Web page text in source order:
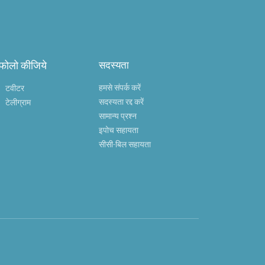
कीजिये
टवीटर
टेलीग्राम
सदस्यता
हमसे संपर्क करें
सदस्यता रद्द करें
सामान्य प्रश्न
इपोच सहायता
सीसी-बिल सहायता